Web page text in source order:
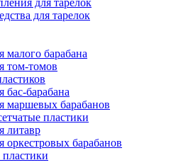
для тарелок
для тарелок
малого барабана
том-томов
бас-барабана
маршевых барабанов
пластики
литавр
оркестровых барабанов